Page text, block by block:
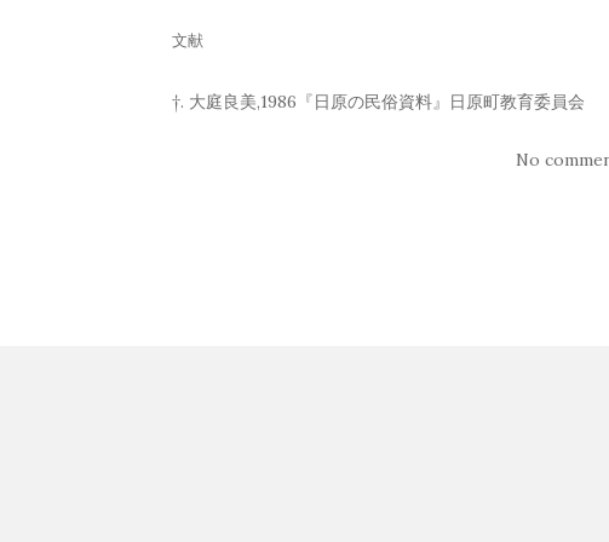
文献
†. 大庭良美,1986『日原の民俗資料』日原町教育委員会
No